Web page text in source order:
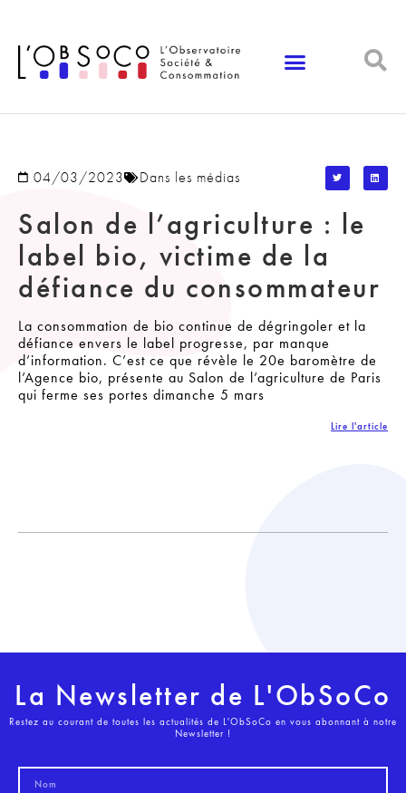
04/03/2023 Dans les médias
Salon de l’agriculture : le
label bio, victime de la
défiance du consommateur
La consommation de bio continue de dégringoler et la
défiance envers le label progresse, par manque
d’information. C’est ce que révèle le 20e baromètre de
l’Agence bio, présente au Salon de l’agriculture de Paris
qui ferme ses portes dimanche 5 mars
Lire l'article
La Newsletter de L'ObSoCo
Restez au courant de toutes les actualités de L'ObSoCo en vous abonnant à notre
Newsletter !